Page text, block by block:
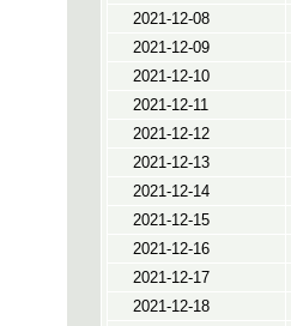
2021-12-08
2021-12-09
2021-12-10
2021-12-11
2021-12-12
2021-12-13
2021-12-14
2021-12-15
2021-12-16
2021-12-17
2021-12-18